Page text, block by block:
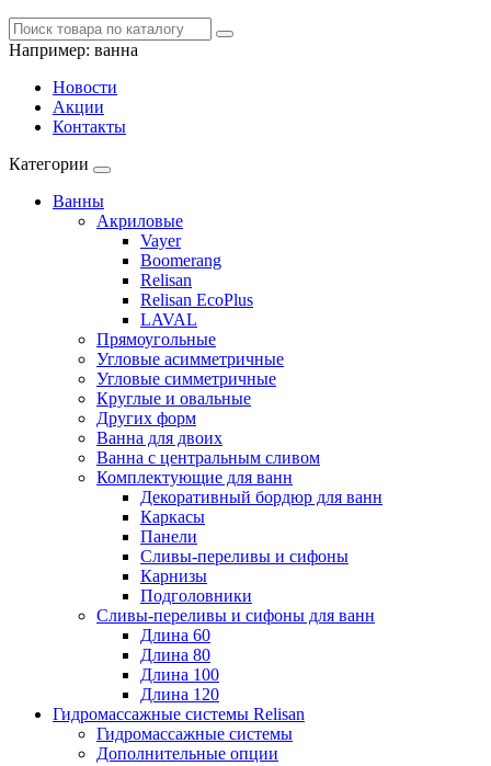
Например: ванна
Новости
Акции
Контакты
Категории
Ванны
Акриловые
Vayer
Boomerang
Relisan
Relisan EcoPlus
LAVAL
Прямоугольные
Угловые асимметричные
Угловые симметричные
Круглые и овальные
Других форм
Ванна для двоих
Ванна с центральным сливом
Комплектующие для ванн
Декоративный бордюр для ванн
Каркасы
Панели
Сливы-переливы и сифоны
Карнизы
Подголовники
Сливы-переливы и сифоны для ванн
Длина 60
Длина 80
Длина 100
Длина 120
Гидромассажные системы Relisan
Гидромассажные системы
Дополнительные опции